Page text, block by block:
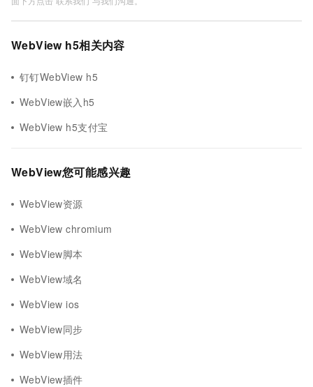
WebView h5相关内容
钉钉WebView h5
WebView嵌入h5
WebView h5支付宝
WebView您可能感兴趣
WebView资源
WebView chromium
WebView脚本
WebView域名
WebView ios
WebView同步
WebView用法
WebView插件